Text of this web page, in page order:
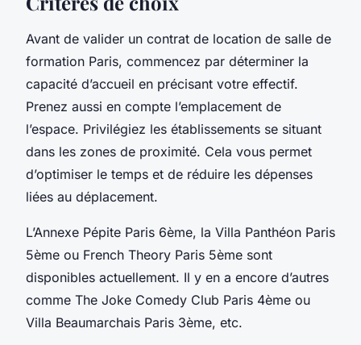
Avant de valider un contrat de location de salle de
formation Paris, commencez par déterminer la
capacité d’accueil en précisant votre effectif.
Prenez aussi en compte l’emplacement de
l’espace. Privilégiez les établissements se situant
dans les zones de proximité. Cela vous permet
d’optimiser le temps et de réduire les dépenses
liées au déplacement.
L’Annexe Pépite Paris 6ème, la Villa Panthéon Paris
5ème ou French Theory Paris 5ème sont
disponibles actuellement. Il y en a encore d’autres
comme The Joke Comedy Club Paris 4ème ou
Villa Beaumarchais Paris 3ème, etc.